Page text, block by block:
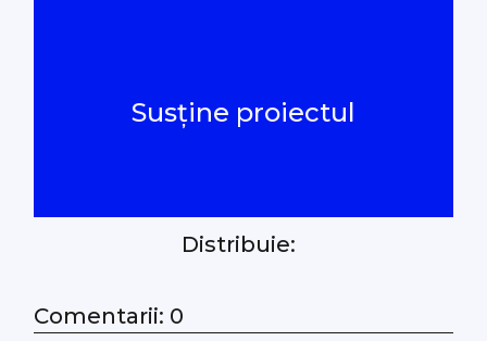
#PeScurt din CMC
#Podcast
Susține proiectul
Distribuie:
Comentarii: 0